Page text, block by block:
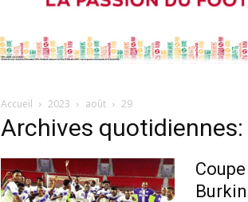
Accueil 2023 août 29
Archives